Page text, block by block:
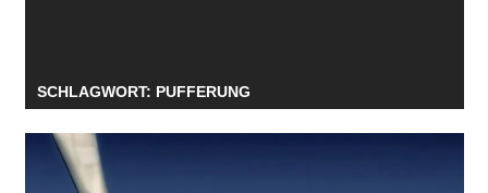
SCHLAGWORT: PUFFERUNG